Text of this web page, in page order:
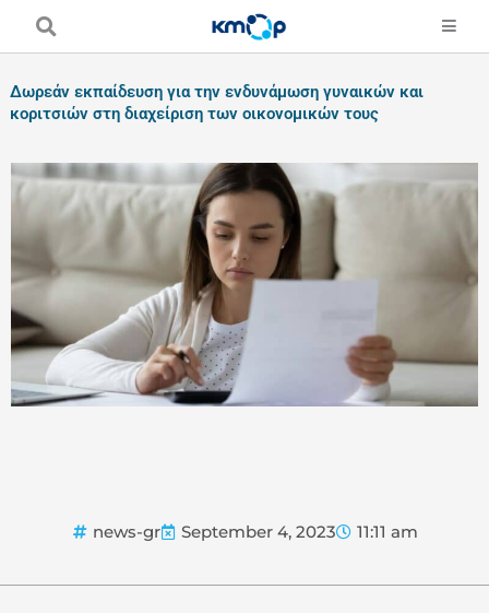
Δωρεάν εκπαίδευση για την ενδυνάμωση γυναικών και
κοριτσιών στη διαχείριση των οικονομικών τους
news-gr September 4, 2023 11:11 am